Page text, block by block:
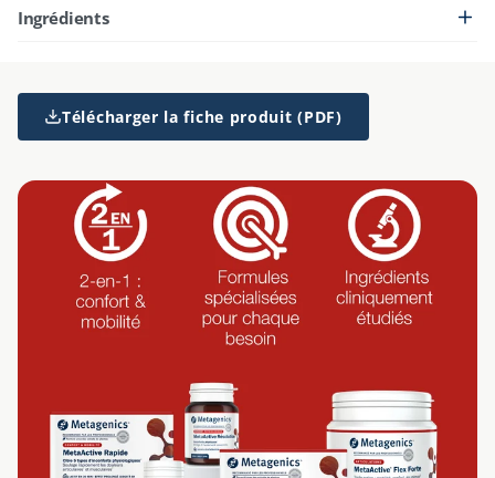
Ingrédients
Télécharger la fiche produit (PDF)